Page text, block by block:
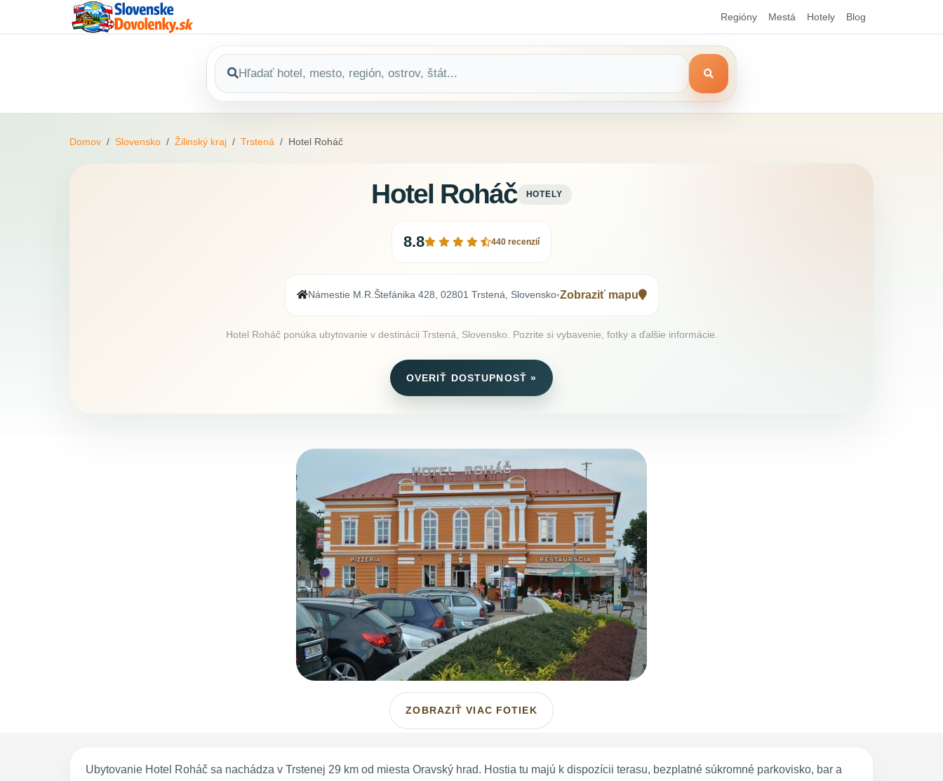
Regióny Mestá Hotely Blog
Domov Slovensko Žilinský kraj Trstená Hotel Roháč
Hotel Roháč HOTELY
8.8 440 recenzií
Námestie M.R.Štefánika 428, 02801 Trstená, Slovensko•Zobraziť mapu
Hotel Roháč ponúka ubytovanie v destinácii Trstená, Slovensko. Pozrite si vybavenie, fotky a ďalšie informácie.
OVERIŤ DOSTUPNOSŤ »
ZOBRAZIŤ VIAC FOTIEK
Ubytovanie Hotel Roháč sa nachádza v Trstenej 29 km od miesta Oravský hrad. Hostia tu majú k dispozícii terasu, bezplatné súkromné parkovisko, bar a